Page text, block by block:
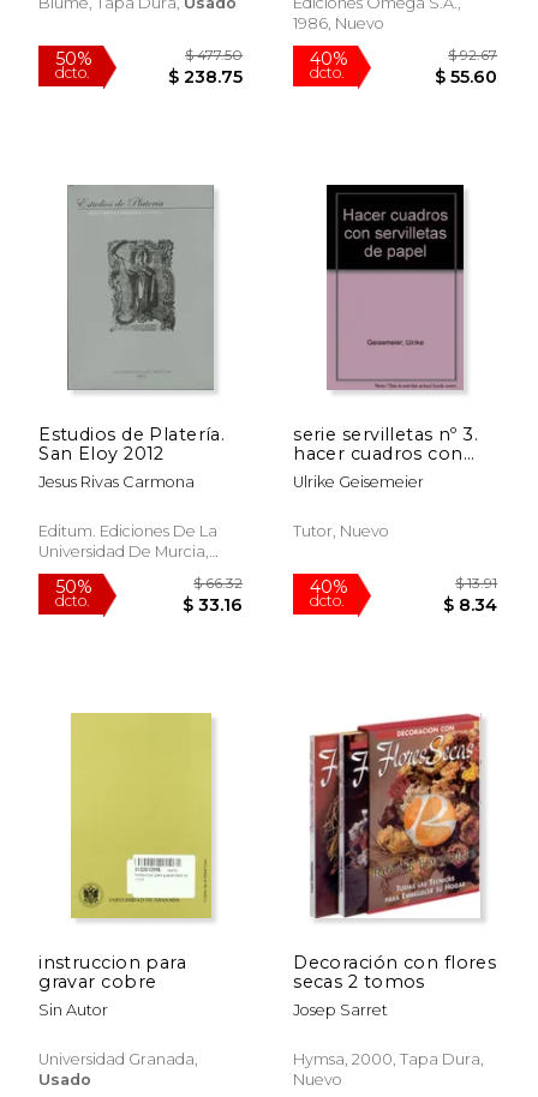
$ 20.07
1986, Nuevo
40%
dcto.
Estudios de Platería.
San Eloy 2012
Jesus Rivas Carmona
Editum. Ediciones De La
Universidad De Murcia,
2012, 1ª Edición, Tapa
Blanda, Nuevo
serie servilletas nº 3.
hacer cuadros con
servilletas de papel
Ulrike Geisemeier
Tutor, Nuevo
instruccion para
gravar cobre
Sin Autor
Universidad Granada,
Usado
Decoración con flores
secas 2 tomos
Josep Sarret
Hymsa, 2000, Tapa Dura,
Nuevo